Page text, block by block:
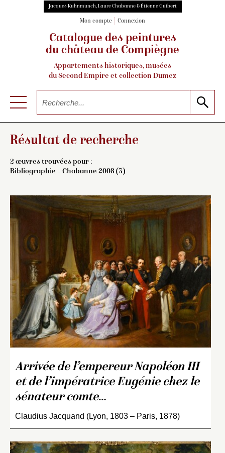
Jacques Kuhnmunch, Laure Chabanne & Étienne Guibert
Mon compte Connexion
Catalogue des peintures
du château de Compiègne
Appartements historiques, musées
du Second Empire et collection Dumez
Résultat de recherche
2 œuvres trouvées pour :
Bibliographie = Chabanne 2008 (3)
Arrivée de l’empereur Napoléon III
et de l’impératrice Eugénie chez le
sénateur comte…
Claudius Jacquand (Lyon, 1803 – Paris, 1878)